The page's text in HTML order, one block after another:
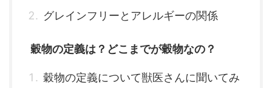
グレインフリーとアレルギーの関係
穀物の定義は？どこまでが穀物なの？
穀物の定義について獣医さんに聞いてみ